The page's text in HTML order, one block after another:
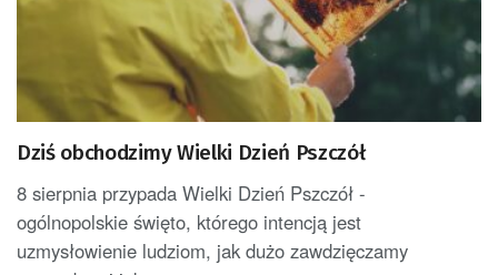
Dziś obchodzimy Wielki Dzień Pszczół
8 sierpnia przypada Wielki Dzień Pszczół -
ogólnopolskie święto, którego intencją jest
uzmysłowienie ludziom, jak dużo zawdzięczamy